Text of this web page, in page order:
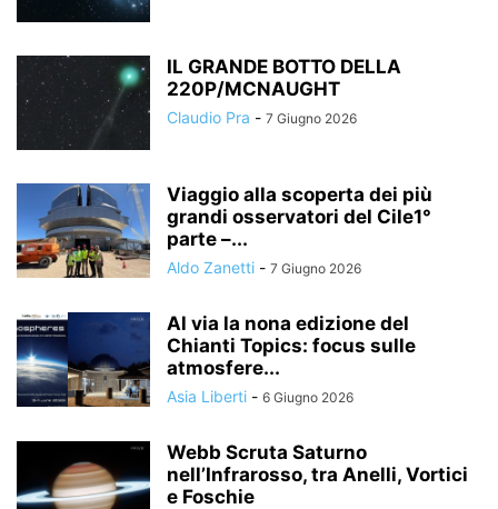
IL GRANDE BOTTO DELLA
220P/MCNAUGHT
Claudio Pra - 7 Giugno 2026
Viaggio alla scoperta dei più
grandi osservatori del Cile1°
parte –...
Aldo Zanetti - 7 Giugno 2026
Al via la nona edizione del
Chianti Topics: focus sulle
atmosfere...
Asia Liberti - 6 Giugno 2026
Webb Scruta Saturno
nell’Infrarosso, tra Anelli, Vortici
e Foschie